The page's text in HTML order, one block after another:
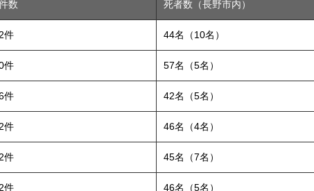
数 死者数（長野市内）
件 44名（10名）
件 57名（5名）
件 42名（5名）
件 46名（4名）
件 45名（7名）
件 46名（5名）